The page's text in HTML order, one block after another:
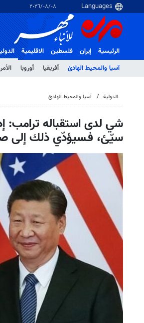
٠٨‏/٠٨‏/٢٠٢٦
الرئيسية إيران فلسطین الاقلیمیة
آسيا والمحيط الهادئ
أفريقيا أوروبا
الدولية آسيا والمحيط الهادئ
شي لدى استقباله ترامب:
سيّئ، فـسيؤدّي ذلك إلى